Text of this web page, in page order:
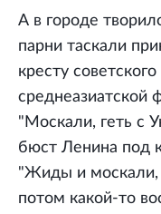
А в городе
парни таскали
кресту
среднеазиатской
"Москали, геть с
бюст Ленина под
"Жиды и москали,
потом какой-то